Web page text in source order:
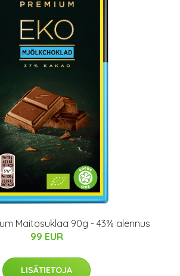
Maitosuklaa 90g - 43% alennus
99 EUR
LISÄTIETOJA